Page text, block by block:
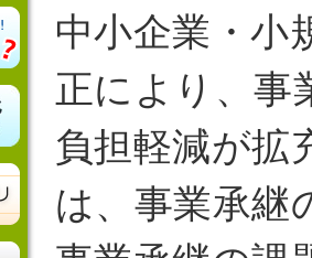
中小企業・小
正により、事
負担軽減が拡
は、事業承継